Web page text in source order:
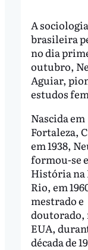
A sociologia
brasileira
no dia
outubro,
Aguiar,
estudos
Nascida em
Fortaleza,
em 1938,
formou-se
História na
Rio, em
mestrado e
doutorado,
EUA,
década de